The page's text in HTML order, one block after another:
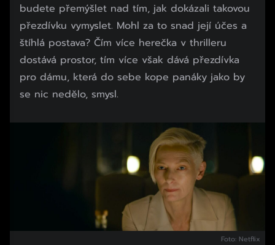
budete přemýšlet nad tím, jak dokázali takovou
přezdívku vymyslet. Mohl za to snad její účes a
štíhlá postava? Čím více herečka v thrilleru
dostává prostor, tím více však dává přezdívka
pro dámu, která do sebe kope panáky jako by
se nic nedělo, smysl.
Foto: Netflix